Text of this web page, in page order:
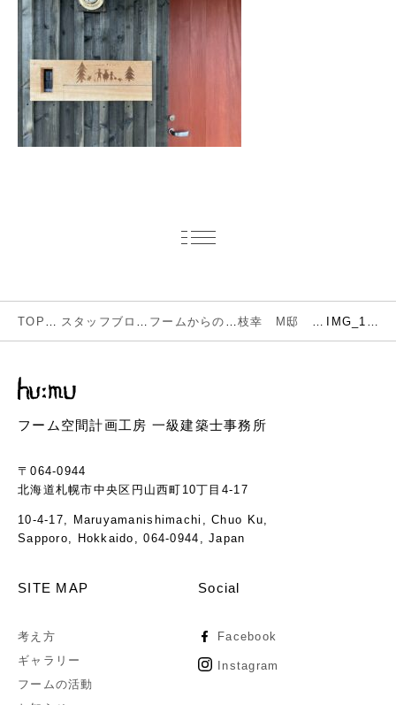
フーム空間計画工房 一級建築士事務所
〒064-0944
北海道札幌市中央区円山西町10丁目4-17
10-4-17, Maruyamanishimachi, Chuo Ku,
Sapporo, Hokkaido, 064-0944, Japan
SITE MAP
考え方
ギャラリー
フームの活動
Social
Facebook
Instagram